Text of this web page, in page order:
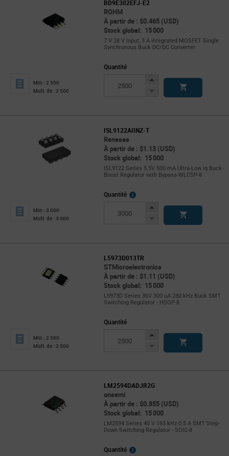
BD9E302EFJ-E2
ROHM
À partir de : $0.465 (USD)
Stock global: 15 000
7 V 28 V Input, 3 A Integrated MOSFET Single
Synchronous Buck DC/DC Converter
Min : 2 500
Mult. de : 2 500
Quantité
Increase
Decrease
ISL9122AIINZ-T
Renesas
À partir de : $1.13 (USD)
Stock global: 15 000
ISL9122 Series 5.5V 500 mA Ultra-Low Iq Buck-
Boost Regulator with Bypass-WLCSP-8
Min : 3 000
Mult. de : 3 000
Quantité
More
Increase
Decrease
L5973D013TR
STMicroelectronics
À partir de : $1.11 (USD)
Stock global: 15 000
L5973D Series 36V 300 uA 280 kHz Buck SMT
Switching Regulator - HSOP-8
Min : 2 500
Mult. de : 2 500
Quantité
Increase
Decrease
LM2594DADJR2G
onsemi
À partir de : $0.855 (USD)
Stock global: 15 000
LM2594 Series 40 V 165 kHz 0.5 A SMT Step-
Down Switching Regulator - SOIC-8
Quantité
More